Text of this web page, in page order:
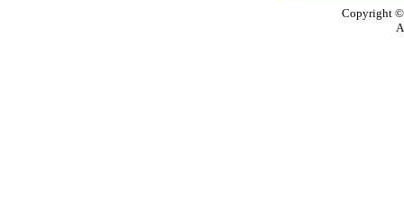
Copyright